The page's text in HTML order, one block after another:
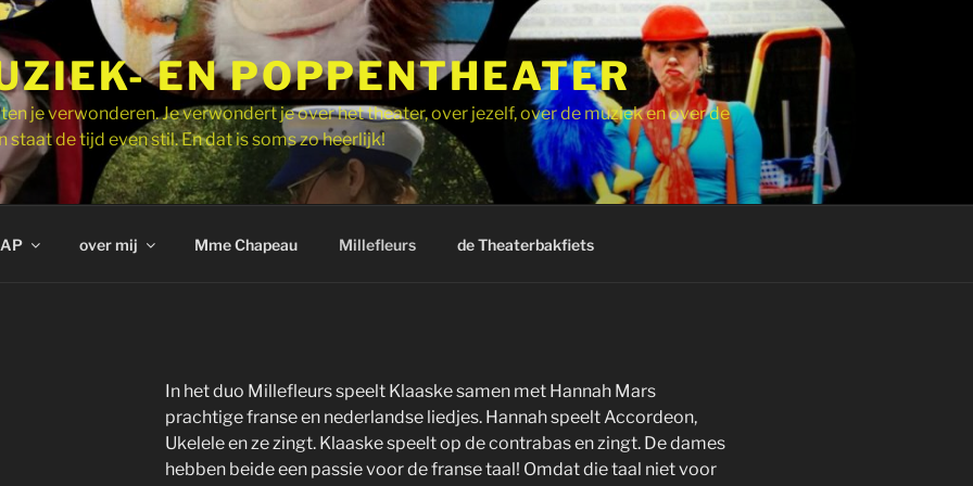
EN POPPENTHEATER
je verwonderen. Je verwondert je over het theater, over jezelf, over de muziek en over de
de tijd even stil. En dat is soms zo heerlijk!
over mij Mme Chapeau Millefleurs de Theaterbakfiets
In het duo Millefleurs speelt Klaaske samen met Hannah Mars
prachtige franse en nederlandse liedjes. Hannah speelt Accordeon,
Ukelele en ze zingt. Klaaske speelt op de contrabas en zingt. De dames
hebben beide een passie voor de franse taal! Omdat die taal niet voor